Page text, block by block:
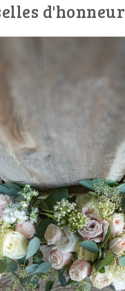
d'honneur